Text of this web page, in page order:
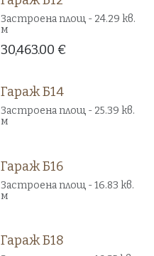
Свободен!
Застроена площ - 24.29 кв.
м
30,463.00 €
Продаден
Гараж Б14
Застроена площ - 25.39 кв.
м
Продаден
Гараж Б16
Застроена площ - 16.83 кв.
м
Гараж Б18